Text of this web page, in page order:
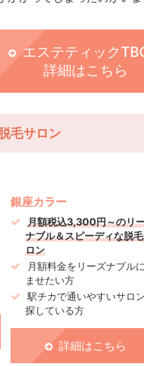
エステティック
詳細はこちら
毛サロン
銀座カラー
月額税込3,300円～のリ
ナブル＆スピーディな脱
ロン
月額料金をリーズナブル
ませたい方
駅チカで通いやすいサロ
探している方
詳細はこちら